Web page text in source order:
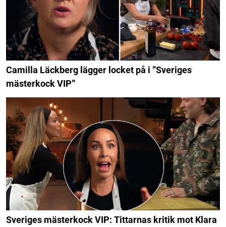
Camilla Läckberg lägger locket på i ”Sveriges
mästerkock VIP”
Sveriges mästerkock VIP: Tittarnas kritik mot Klara